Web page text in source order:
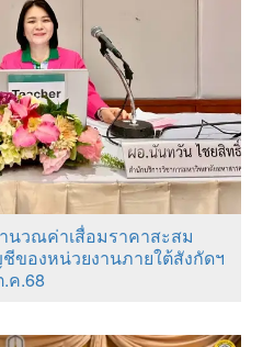
นวณค่าเสื่อมราคาสะสม
ของหน่วยงานภายใต้สังกัดฯ
ค.68